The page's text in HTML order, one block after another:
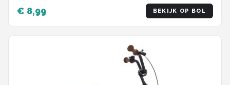
€ 8,99 BEKIJK OP BOL